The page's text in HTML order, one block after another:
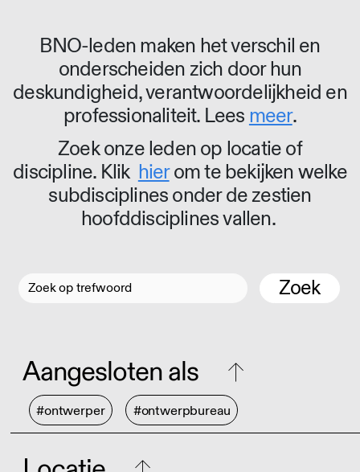
BNO-leden maken het verschil en
onderscheiden zich door hun
deskundigheid, verantwoordelijkheid en
professionaliteit. Lees meer.
Zoek onze leden op locatie of
discipline. Klik hierom te bekijken welke
subdisciplines onder de zestien
hoofddisciplines vallen.
Zoek
Aangesloten als
#ontwerper #ontwerpbureau